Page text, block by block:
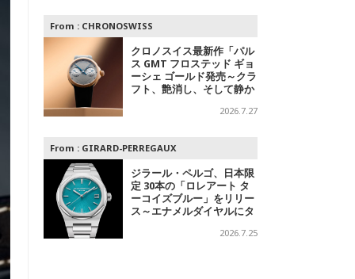
From : CHRONOSWISS
クロノスイス最新作「パル
ス GMT フロステッド ギョ
ーシェ ゴールド発売～クラ
フト、艶消し、そして静か
2026.7.27
From : GIRARD-PERREGAUX
ジラール・ペルゴ、日本限
定 30本の「ロレアート タ
ーコイズブルー」をリリー
ス～エナメルダイヤルにタ
2026.7.25